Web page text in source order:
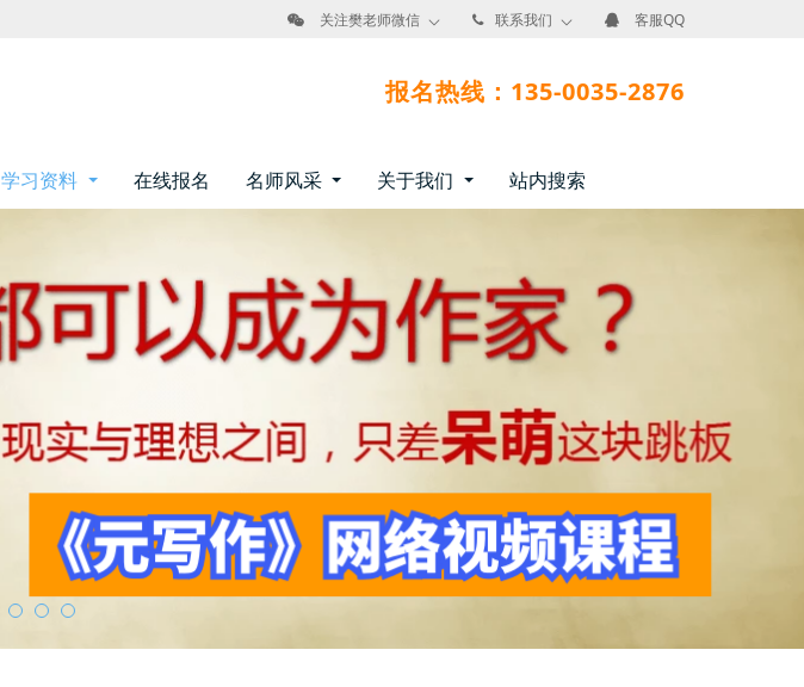
关注樊老师微信 联系我们 客服QQ
报名热线：135-0035-2876
学习资料 在线报名 名师风采 关于我们 站内搜索